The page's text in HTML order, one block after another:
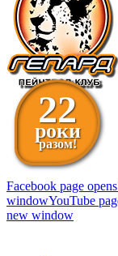
22
роки
разом!
Facebook page
windowYouTube
new window